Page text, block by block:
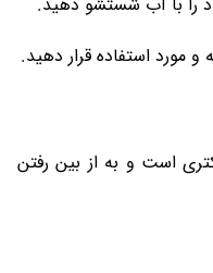
است و به از بین رفتن